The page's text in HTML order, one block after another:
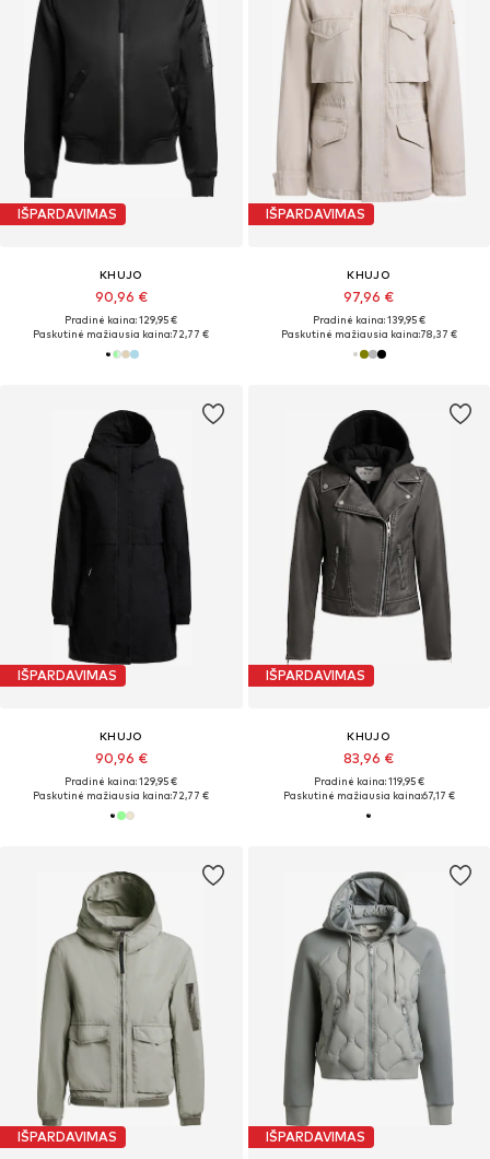
IŠPARDAVIMAS
KHUJO
90,96 €
Pradinė kaina: 129,95 €
Paskutinė mažiausia kaina:72,77 €
IŠPARDAVIMAS
KHUJO
97,96 €
Pradinė kaina: 139,95 €
Paskutinė mažiausia kaina:78,37 €
IŠPARDAVIMAS
KHUJO
90,96 €
Pradinė kaina: 129,95 €
Paskutinė mažiausia kaina:72,77 €
IŠPARDAVIMAS
KHUJO
83,96 €
Pradinė kaina: 119,95 €
Paskutinė mažiausia kaina:67,17 €
IŠPARDAVIMAS IŠPARDAVIMAS